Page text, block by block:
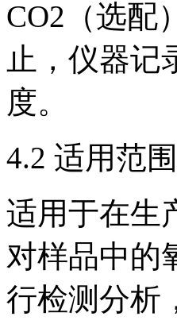
CO2（选配
止，仪器记
度。
4.2 适用范围
适用于在生
对样品中的
行检测分析